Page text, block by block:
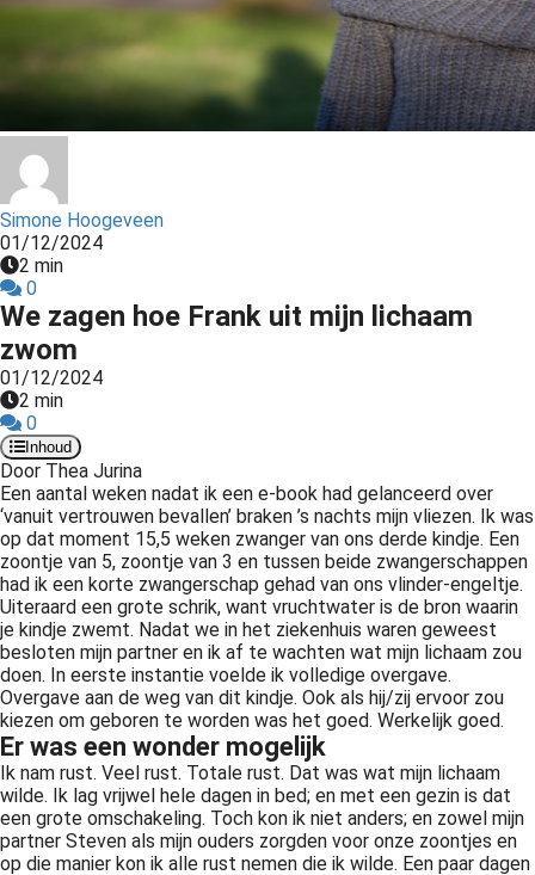
Simone Hoogeveen
01/12/2024
2 min
0
We zagen hoe Frank uit mijn lichaam
zwom
01/12/2024
2 min
0
Inhoud
Door Thea Jurina
Een aantal weken nadat ik een e-book had gelanceerd over
‘vanuit vertrouwen bevallen’ braken ’s nachts mijn vliezen. Ik was
op dat moment 15,5 weken zwanger van ons derde kindje. Een
zoontje van 5, zoontje van 3 en tussen beide zwangerschappen
had ik een korte zwangerschap gehad van ons vlinder-engeltje.
Uiteraard een grote schrik, want vruchtwater is de bron waarin
je kindje zwemt. Nadat we in het ziekenhuis waren geweest
besloten mijn partner en ik af te wachten wat mijn lichaam zou
doen. In eerste instantie voelde ik volledige overgave.
Overgave aan de weg van dit kindje. Ook als hij/zij ervoor zou
kiezen om geboren te worden was het goed. Werkelijk goed.
Er was een wonder mogelijk
Ik nam rust. Veel rust. Totale rust. Dat was wat mijn lichaam
wilde. Ik lag vrijwel hele dagen in bed; en met een gezin is dat
een grote omschakeling. Toch kon ik niet anders; en zowel mijn
partner Steven als mijn ouders zorgden voor onze zoontjes en
op die manier kon ik alle rust nemen die ik wilde. Een paar dagen
kan de
worden
om
te
over
van
op
gebruikt
te
de
Hierdoor
website-
van